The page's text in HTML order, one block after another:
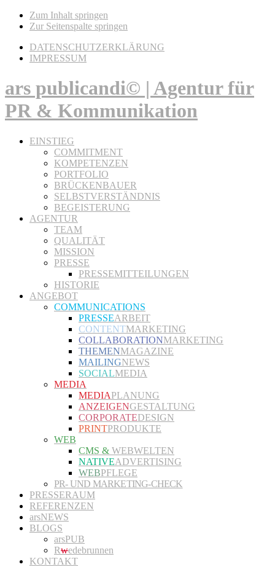
Zum Inhalt springen
Zur Seitenspalte springen
DATENSCHUTZERKLÄRUNG
IMPRESSUM
ars publicandi© | Agentur für
PR & Kommunikation
EINSTIEG
COMMITMENT
KOMPETENZEN
PORTFOLIO
BRÜCKENBAUER
SELBSTVERSTÄNDNIS
BEGEISTERUNG
AGENTUR
TEAM
QUALITÄT
MISSION
PRESSE
PRESSEMITTEILUNGEN
HISTORIE
ANGEBOT
COMMUNICATIONS
PRESSEARBEIT
CONTENTMARKETING
COLLABORATIONMARKETING
THEMENMAGAZINE
MAILINGNEWS
SOCIALMEDIA
MEDIA
MEDIAPLANUNG
ANZEIGENGESTALTUNG
CORPORATEDESIGN
PRINTPRODUKTE
WEB
CMS & WEBWELTEN
NATIVEADVERTISING
WEBPFLEGE
PR- UND MARKETING-CHECK
PRESSERAUM
REFERENZEN
arsNEWS
BLOGS
arsPUB
Rwedebrunnen
KONTAKT